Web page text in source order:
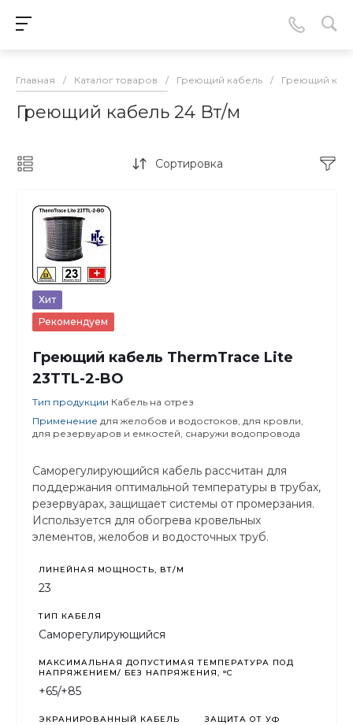
Главная / Каталог товаров / Греющий кабель / Греющий
Греющий кабель 24 Вт/м
Сортировка
Хит
Рекомендуем
Греющий кабель ThermTrace Lite
23TTL-2-BO
Тип продукции Кабель на отрез
Применение для желобов и водостоков, для кровли,
для резервуаров и емкостей, снаружи водопровода
Саморегулирующийся кабель рассчитан для
поддержания оптимальной температуры в трубах,
резервуарах, защищает системы от промерзания.
Используется для обогрева кровельных
элементов, желобов и водосточных труб.
ЛИНЕЙНАЯ МОЩНОСТЬ, ВТ/М
23
ТИП КАБЕЛЯ
Саморегулирующийся
МАКСИМАЛЬНАЯ ДОПУСТИМАЯ ТЕМПЕРАТУРА ПОД
НАПРЯЖЕНИЕМ/ БЕЗ НАПРЯЖЕНИЯ, °C
+65/+85
ЭКРАНИРОВАННЫЙ КАБЕЛЬ ЗАЩИТА ОТ УФ